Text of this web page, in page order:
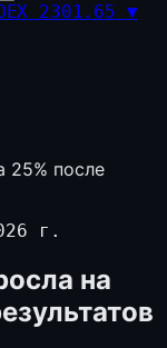
2301.65 ▼
25% после
г.
на